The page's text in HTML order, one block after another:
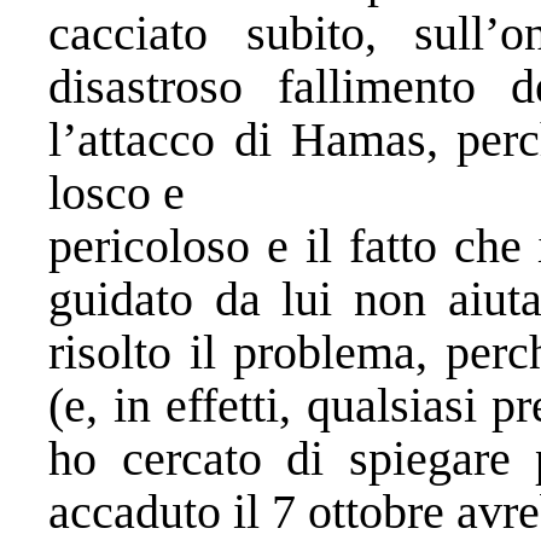
cacciato subito,
disastroso fallimento
l’attacco di Hamas,
losco e
pericoloso e il fatto che
guidato da lui non
risolto il problema,
(e, in effetti, qualsiasi
ho cercato di
accaduto il 7 ottobre